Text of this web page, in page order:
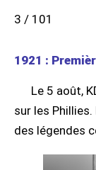
3 / 101
1921 :
Le 5 août,
sur les
des légendes